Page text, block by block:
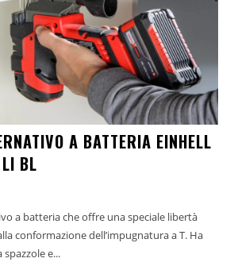
A BATTERIA EINHELL
BL
a batteria che offre una speciale libertà
conformazione dell’impugnatura a T. Ha
e...